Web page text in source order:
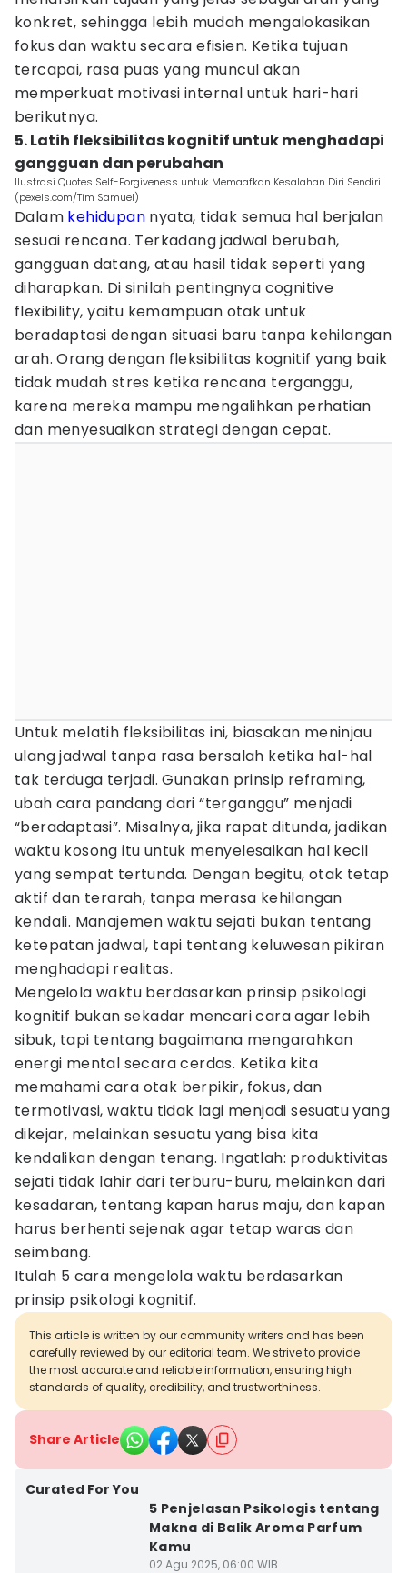
konkret, sehingga lebih mudah mengalokasikan
fokus dan waktu secara efisien. Ketika tujuan
tercapai, rasa puas yang muncul akan
memperkuat motivasi internal untuk hari-hari
berikutnya.
5. Latih fleksibilitas kognitif untuk menghadapi
gangguan dan perubahan
Ilustrasi Quotes Self-Forgiveness untuk Memaafkan Kesalahan Diri Sendiri.
(pexels.com/Tim Samuel)
Dalam kehidupan nyata, tidak semua hal berjalan
sesuai rencana. Terkadang jadwal berubah,
gangguan datang, atau hasil tidak seperti yang
diharapkan. Di sinilah pentingnya cognitive
flexibility, yaitu kemampuan otak untuk
beradaptasi dengan situasi baru tanpa kehilangan
arah. Orang dengan fleksibilitas kognitif yang baik
tidak mudah stres ketika rencana terganggu,
karena mereka mampu mengalihkan perhatian
dan menyesuaikan strategi dengan cepat.
Untuk melatih fleksibilitas ini, biasakan meninjau
ulang jadwal tanpa rasa bersalah ketika hal-hal
tak terduga terjadi. Gunakan prinsip reframing,
ubah cara pandang dari “terganggu” menjadi
“beradaptasi”. Misalnya, jika rapat ditunda, jadikan
waktu kosong itu untuk menyelesaikan hal kecil
yang sempat tertunda. Dengan begitu, otak tetap
aktif dan terarah, tanpa merasa kehilangan
kendali. Manajemen waktu sejati bukan tentang
ketepatan jadwal, tapi tentang keluwesan pikiran
menghadapi realitas.
Mengelola waktu berdasarkan prinsip psikologi
kognitif bukan sekadar mencari cara agar lebih
sibuk, tapi tentang bagaimana mengarahkan
energi mental secara cerdas. Ketika kita
memahami cara otak berpikir, fokus, dan
termotivasi, waktu tidak lagi menjadi sesuatu yang
dikejar, melainkan sesuatu yang bisa kita
kendalikan dengan tenang. Ingatlah: produktivitas
sejati tidak lahir dari terburu-buru, melainkan dari
kesadaran, tentang kapan harus maju, dan kapan
harus berhenti sejenak agar tetap waras dan
seimbang.
Itulah 5 cara mengelola waktu berdasarkan
prinsip psikologi kognitif.
This article is written by our community writers and has been
carefully reviewed by our editorial team. We strive to provide
the most accurate and reliable information, ensuring high
standards of quality, credibility, and trustworthiness.
Share Article
Curated For You
5 Penjelasan Psikologis tentang
Makna di Balik Aroma Parfum
Kamu
02 Agu 2025, 06:00 WIB